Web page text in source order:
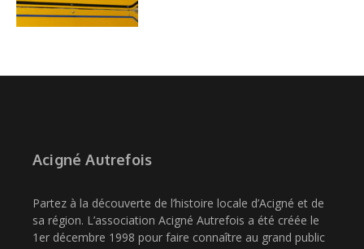
Acigné Autrefois
Partez à la découverte de l’histoire locale d’Acigné et de
sa région. L’association Acigné Autrefois a été créée le
1er décembre 1998 pour faire connaître au grand public